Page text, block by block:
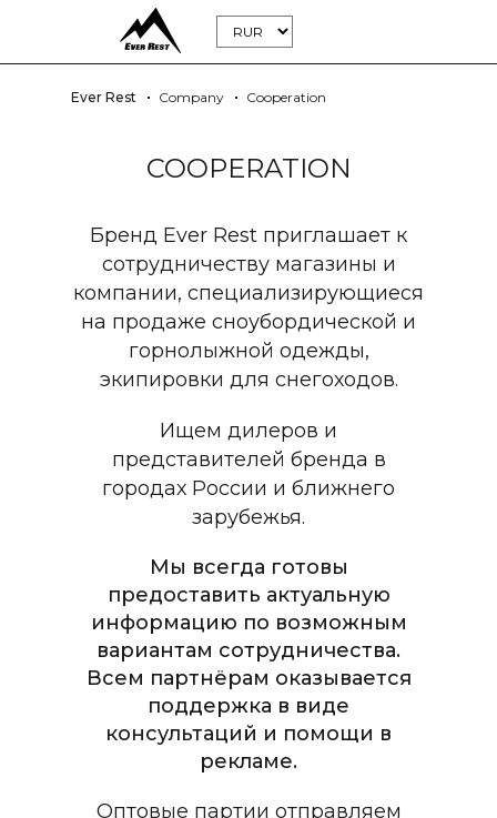
Ever Rest Company Cooperation
COOPERATION
Бренд Ever Rest приглашает к
сотрудничеству магазины и
компании, специализирующиеся
на продаже сноубордической и
горнолыжной одежды,
экипировки для снегоходов.
Ищем дилеров и
представителей бренда в
городах России и ближнего
зарубежья.
Мы всегда готовы
предоставить актуальную
информацию по возможным
вариантам сотрудничества.
Всем партнёрам оказывается
поддержка в виде
консультаций и помощи в
рекламе.
Оптовые партии отправляем